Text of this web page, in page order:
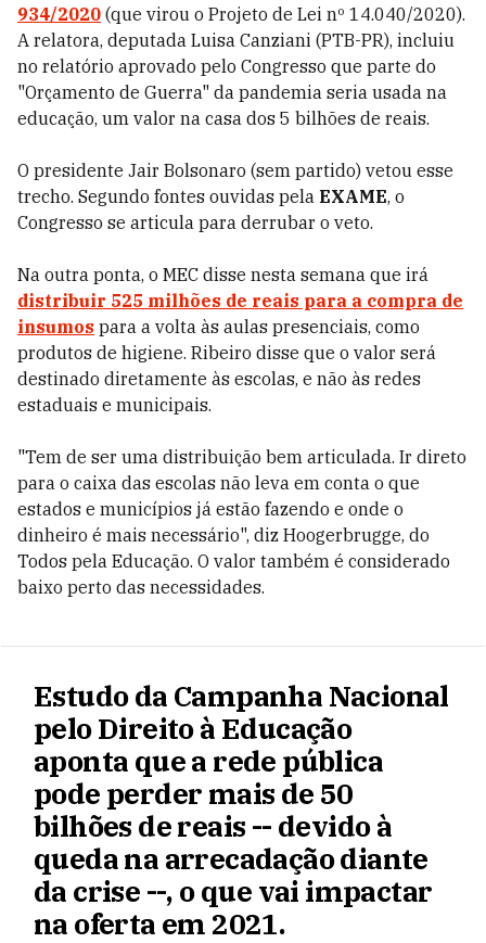
934/2020 (que virou o Projeto de Lei nº 14.040/2020).
A relatora, deputada Luisa Canziani (PTB-PR), incluiu
no relatório aprovado pelo Congresso que parte do
"Orçamento de Guerra" da pandemia seria usada na
educação, um valor na casa dos 5 bilhões de reais.
O presidente Jair Bolsonaro (sem partido) vetou esse
trecho. Segundo fontes ouvidas pela EXAME, o
Congresso se articula para derrubar o veto.
Na outra ponta, o MEC disse nesta semana que irá
distribuir 525 milhões de reais para a compra de
insumos para a volta às aulas presenciais, como
produtos de higiene. Ribeiro disse que o valor será
destinado diretamente às escolas, e não às redes
estaduais e municipais.
"Tem de ser uma distribuição bem articulada. Ir direto
para o caixa das escolas não leva em conta o que
estados e municípios já estão fazendo e onde o
dinheiro é mais necessário", diz Hoogerbrugge, do
Todos pela Educação. O valor também é considerado
baixo perto das necessidades.
Estudo da Campanha Nacional
pelo Direito à Educação
aponta que a rede pública
pode perder mais de 50
bilhões de reais -- devido à
queda na arrecadação diante
da crise --, o que vai impactar
na oferta em 2021.